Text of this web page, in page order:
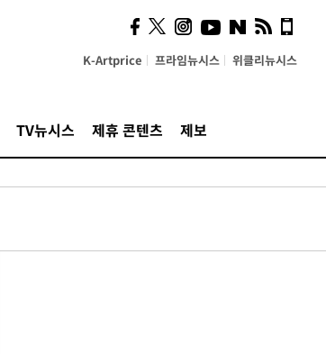
K-Artprice 프라임뉴시스 위클리뉴시스
TV뉴시스 제휴 콘텐츠 제보